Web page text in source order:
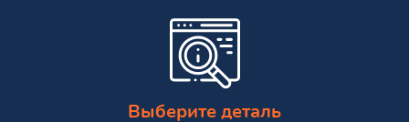
Выберите деталь